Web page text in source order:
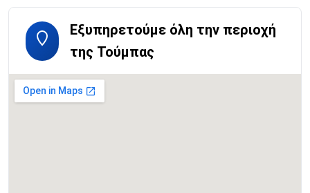
Εξυπηρετούμε όλη την περιοχή
της Τούμπας